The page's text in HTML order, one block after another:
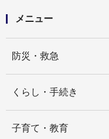
メニュー
防災・救急
くらし・手続き
子育て・教育